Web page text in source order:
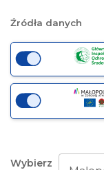
Źródła danych
Wybierz